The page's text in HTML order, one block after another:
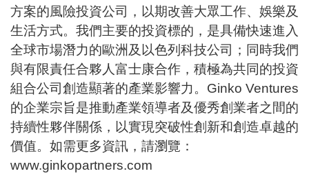
方案的風險投資公司，以期改善大眾工作、娛樂及
生活方式。我們主要的投資標的，是具備快速進入
全球市場潛力的歐洲及以色列科技公司；同時我們
與有限責任合夥人富士康合作，積極為共同的投資
組合公司創造顯著的產業影響力。Ginko Ventures
的企業宗旨是推動產業領導者及優秀創業者之間的
持續性夥伴關係，以實現突破性創新和創造卓越的
價值。如需更多資訊，請瀏覽：
www.ginkopartners.com